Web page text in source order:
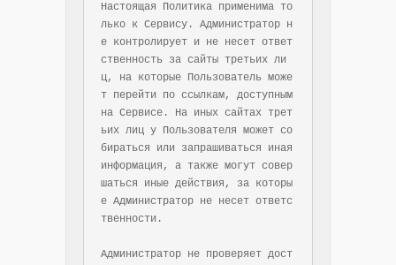
Настоящая Политика применима то
лько к Сервису. Администратор н
е контролирует и не несет ответ
ственность за сайты третьих ли
ц, на которые Пользователь може
т перейти по ссылкам, доступным
на Сервисе. На иных сайтах трет
ьих лиц у Пользователя может со
бираться или запрашиваться иная
информация, а также могут совер
шаться иные действия, за которы
е Администратор не несет ответс
твенности.
Администратор не проверяет дост